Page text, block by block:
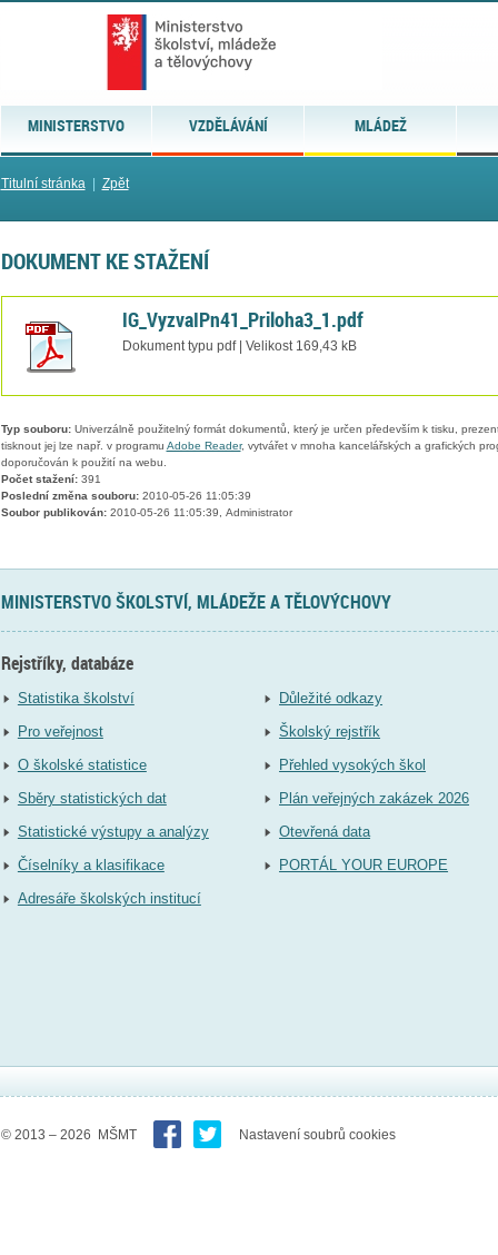
MINISTERSTVO VZDĚLÁVÁNÍ MLÁDEŽ
Titulní stránka| Zpět
DOKUMENT KE STAŽENÍ
IG_VyzvaIPn41_Priloha3_1.pdf
Dokument typu pdf | Velikost 169,43 kB
Typ souboru:Univerzálně použitelný formát dokumentů, který je určen především k tisku,
tisknout jej lze např. v programu Adobe Reader, vytvářet v mnoha kancelářských a grafických
doporučován k použití na webu.
Počet stažení:391
Poslední změna souboru:2010-05-26 11:05:39
Soubor publikován:2010-05-26 11:05:39, Administrator
MINISTERSTVO ŠKOLSTVÍ, MLÁDEŽE A TĚLOVÝCHOVY
Rejstříky, databáze
Statistika školství
Pro veřejnost
O školské statistice
Sběry statistických dat
Statistické výstupy a analýzy
Číselníky a klasifikace
Adresáře školských institucí
Důležité odkazy
Školský rejstřík
Přehled vysokých škol
Plán veřejných zakázek 2026
Otevřená data
PORTÁL YOUR EUROPE
© 2013 – 2026 MŠMT Nastavení soubrů cookies